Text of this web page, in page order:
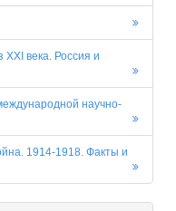
века. Россия и
научно-
1914-1918. Факты и